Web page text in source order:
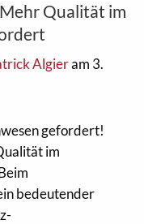
Qualität im
Algieram 3.
gefordert!
im
bedeutender